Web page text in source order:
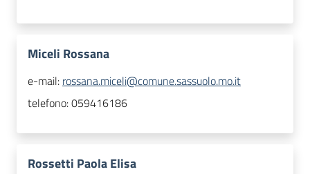
Miceli Rossana
e-mail: rossana.miceli@comune.sassuolo.mo.it
telefono:059416186
Rossetti Paola Elisa